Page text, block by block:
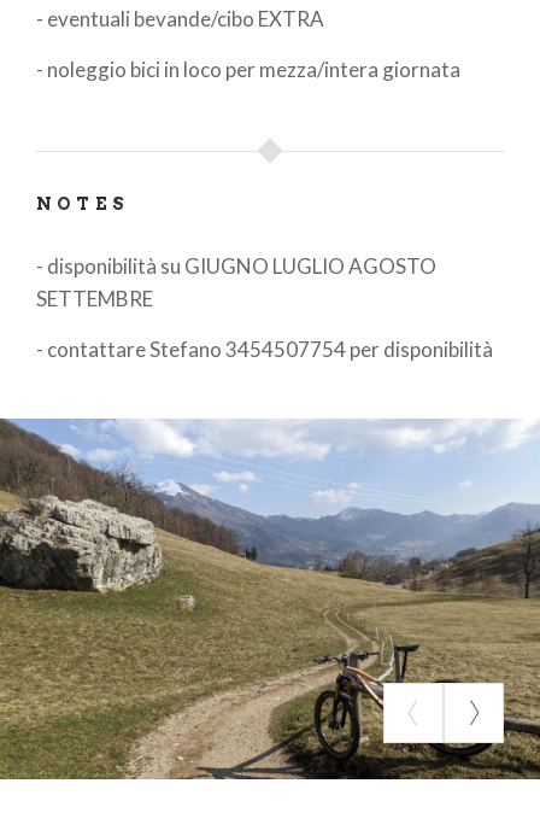
- eventuali bevande/cibo EXTRA
- noleggio bici in loco per mezza/intera giornata
NOTES
- disponibilità su GIUGNO LUGLIO AGOSTO
SETTEMBRE
- contattare Stefano 3454507754 per disponibilità